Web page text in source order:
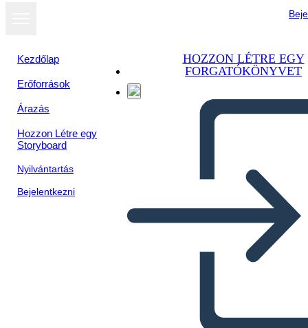
Kezdőlap
Erőforrások
Árazás
Hozzon Létre egy
Storyboard
Nyilvántartás
Bejelentkezni
HOZZON LÉTRE EGY
FORGATÓKÖNYVET
מגילת העצמאות - Grid חיבור